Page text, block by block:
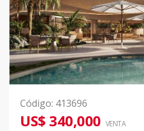
Código: 413696
US$ 340,000 VENTA